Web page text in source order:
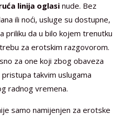
linija oglasi nude. Bez
ili noći, usluge su dostupne,
priliku da u bilo kojem trenutku
za erotskim razgovorom.
za one koji zbog obaveza
takvim uslugama
radnog vremena.
samo namijenjen za erotske